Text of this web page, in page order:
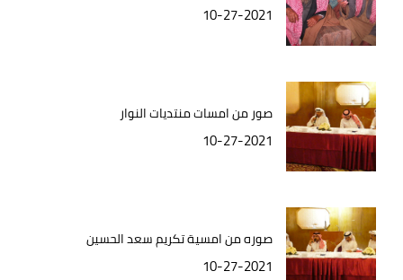
10-27-2021
صور من امسات منتديات النوار
10-27-2021
صوره من امسية تكريم سعد الحسين
10-27-2021